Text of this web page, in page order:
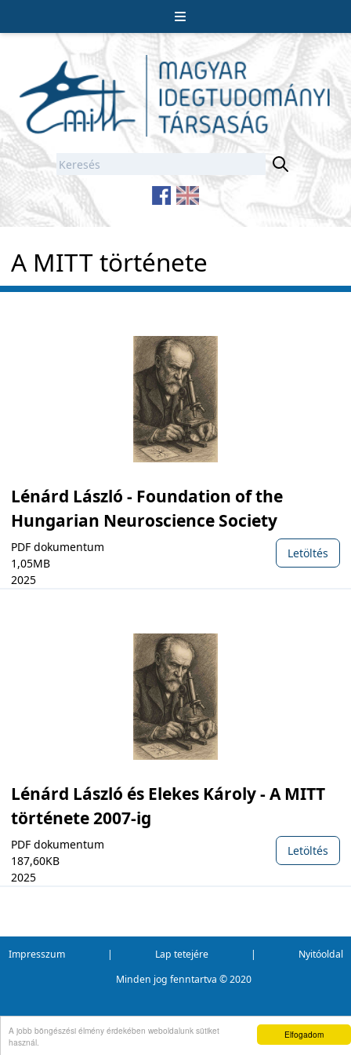
Elfogadom
A jobb böngészési élmény érdekében weboldalunk sütiket
használ.
A MITT története
Lénárd László - Foundation of the
Hungarian Neuroscience Society
PDF dokumentum
1,05MB
2025
Letöltés
Lénárd László és Elekes Károly - A MITT
története 2007-ig
PDF dokumentum
187,60KB
2025
Letöltés
Impresszum | Lap tetejére |
Nyitóoldal
Minden jog fenntartva ©2020